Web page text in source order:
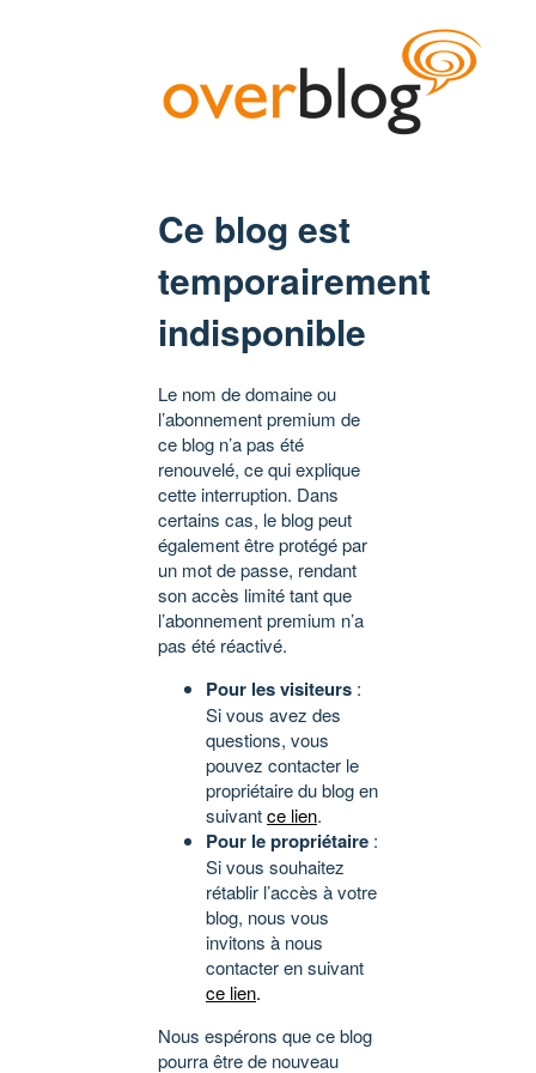
Ce blog est
temporairement
indisponible
Le nom de domaine ou
l’abonnement premium de
ce blog n’a pas été
renouvelé, ce qui explique
cette interruption. Dans
certains cas, le blog peut
également être protégé par
un mot de passe, rendant
son accès limité tant que
l’abonnement premium n’a
pas été réactivé.
Pour les visiteurs :
Si vous avez des
questions, vous
pouvez contacter le
propriétaire du blog en
suivantce lien.
Pour le propriétaire :
Si vous souhaitez
rétablir l’accès à votre
blog, nous vous
invitons à nous
contacter en suivant
ce lien.
Nous espérons que ce blog
pourra être de nouveau